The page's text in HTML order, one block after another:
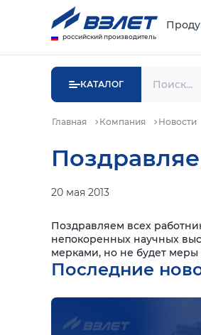
российский производитель
КАТАЛОГ
Главная Компания Новости
20 мая 2013
Поздравляем всех
непокоренных научных
мерками, но не будет меры
Последние